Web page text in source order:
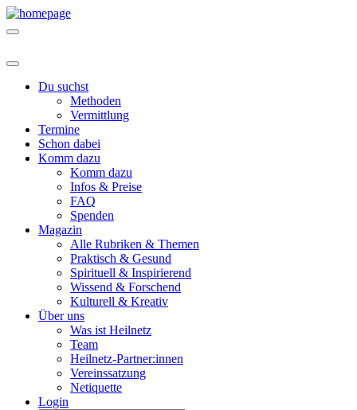
Du suchst
Methoden
Vermittlung
Termine
Schon dabei
Komm dazu
Komm dazu
Infos & Preise
FAQ
Spenden
Magazin
Alle Rubriken & Themen
Praktisch & Gesund
Spirituell & Inspirierend
Wissend & Forschend
Kulturell & Kreativ
Über uns
Was ist Heilnetz
Team
Heilnetz-Partner:innen
Vereinssatzung
Netiquette
Login